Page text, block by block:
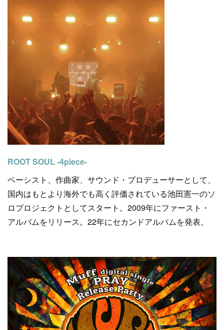
ROOT SOUL -4piece-
ベーシスト、作曲家、サウンド・プロデューサーとして、
国内はもとより海外でも高く評価されている池田憲一のソ
ロプロジェクトとしてスタート。2009年にファースト・
アルバムをリリース。22年にセカンドアルバムを発表。